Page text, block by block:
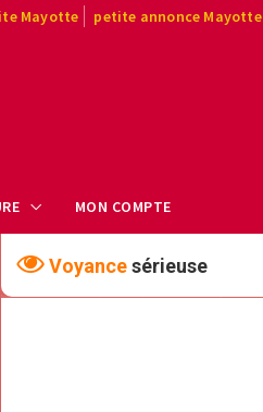
Mayotte petite annonce Mayotte
MON COMPTE
Voyancesérieuse